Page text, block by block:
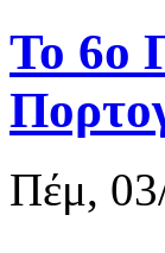
Το 6ο
Πέμ,